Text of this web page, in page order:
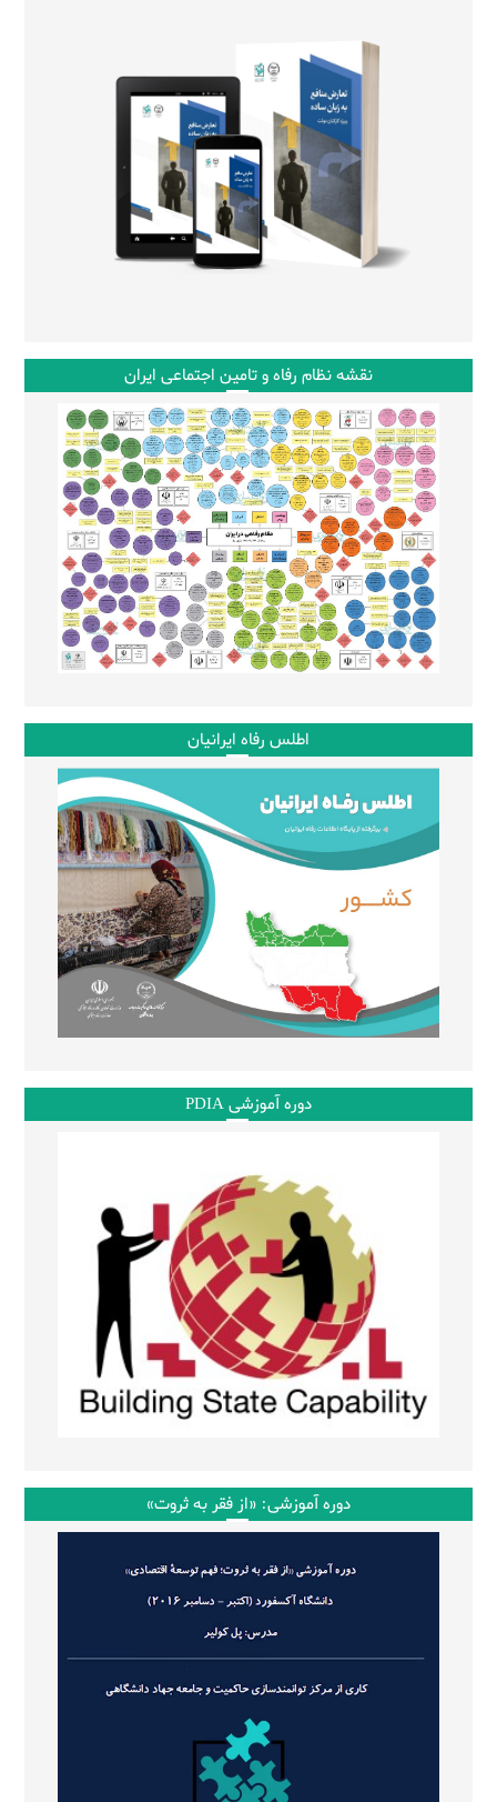
نقشه نظام رفاه و تامین اجتماعی ایران
اطلس رفاه ایرانیان
دوره آموزشی PDIA
دوره آموزشی: «از فقر به ثروت»